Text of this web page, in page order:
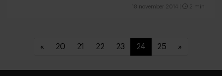
18 november 2014 2 min
« 20 21 22 23 24 25 »